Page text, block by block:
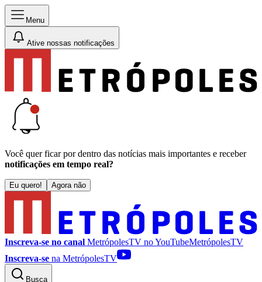
Menu
Ative nossas notificações
Você quer ficar por dentro das notícias mais importantes e receber
notificações em tempo real?
Eu quero! Agora não
Inscreva-se no canal MetrópolesTV noYouTubeMetrópolesTV
Inscreva-se na MetrópolesTV
Busca